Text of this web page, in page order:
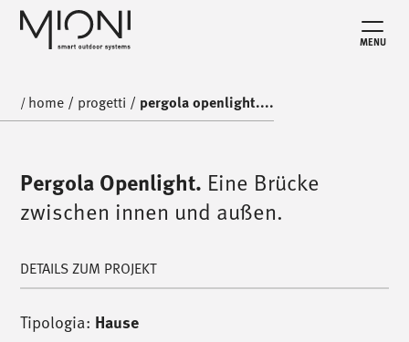
MENU
/ home / progetti / pergola openlight....
Pergola Openlight. Eine Brücke
zwischen innen und außen.
DETAILS ZUM PROJEKT
Tipologia: Hause